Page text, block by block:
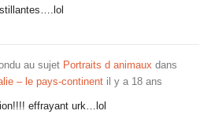
au sujet Portraits d animaux dans
– le pays-continent il y a 18 ans
effrayant urk…lol